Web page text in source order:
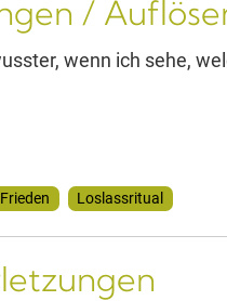
/
wenn ich sehe,
Frieden Loslassritual